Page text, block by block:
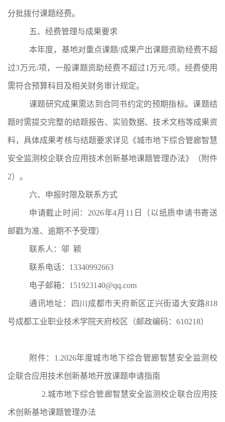
分批拨付课题经费。
五、经费管理与成果要求
本年度，基地对重点课题/成果产出课题资助经费不超
过3万元/项，一般课题资助经费不超过1 万元/项。经费使用
需符合预算科目及相关财务审计规定。
课题研究成果需达到合同书约定的预期指标。课题结
题时需提交完整的结题报告、实验数据、技术文档等成果资
料，具体成果考核与结题要求详见《城市地下综合管廊智慧
安全监测校企联合应用技术创新基地课题管理办法》 （ 附件
2） 。
六、申报时限及联系方式
申请截止时间： 2026年4月 11 日（以纸质申请书寄送
邮戳为准、 逾期不予受理）
联系人： 邬 颖
联系电话： 13340992663
电子邮箱： 151923140@qq.com
通讯地址：四川成都市天府新区正兴街道大安路818
号成都工业职业技术学院天府校区 （邮政编码： 610218）
附件： 1.2026年度城市地下综合管廊智慧安全监测校
企联合应用技术创新基地开放课题申请指南
2.城市地下综合管廊智慧安全监测校企联合应用技
术创新基地课题管理办法